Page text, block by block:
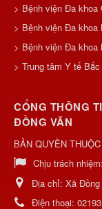
> Bệnh viện Đa khoa
> Bệnh viện Đa khoa
> Bệnh viện Đa khoa
> Trung tâm Y tế
CỔNG THÔNG
ĐỒNG VĂN
BẢN QUYỀN
Chịu trách nhiệm:
Địa chỉ: Xã Đồng
Điện thoại: